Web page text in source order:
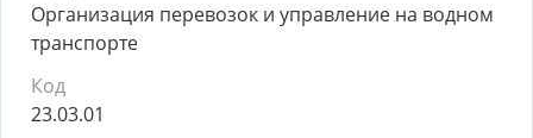
Организация перевозок и управление на водном
транспорте
Код
23.03.01